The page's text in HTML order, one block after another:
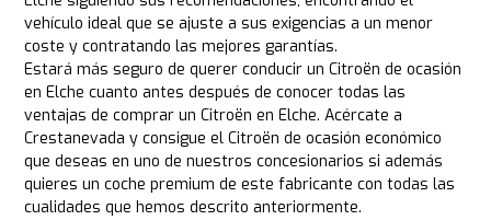
vehículo ideal que se ajuste a sus exigencias a un menor
coste y contratando las mejores garantías.
Estará más seguro de querer conducir un Citroën de ocasión
en Elche cuanto antes después de conocer todas las
ventajas de comprar un Citroën en Elche. Acércate a
Crestanevada y consigue el Citroën de ocasión económico
que deseas en uno de nuestros concesionarios si además
quieres un coche premium de este fabricante con todas las
cualidades que hemos descrito anteriormente.